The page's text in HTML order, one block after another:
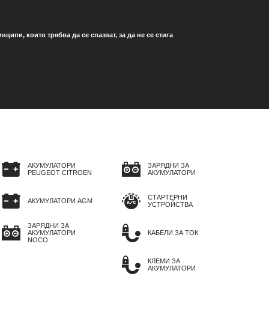
които трябва да се спазват, за да не се стига
АКУМУЛАТОРИ
PEUGEOT CITROEN
АКУМУЛАТОРИ AGM
ЗАРЯДНИ ЗА
АКУМУЛАТОРИ
NOCO
ЗАРЯДНИ ЗА
АКУМУЛАТОРИ
СТАРТЕРНИ
УСТРОЙСТВА
КАБЕЛИ ЗА ТОК
КЛЕМИ ЗА
АКУМУЛАТОРИ